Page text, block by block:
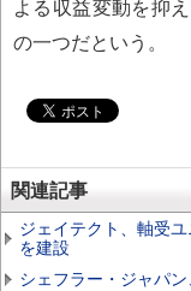
よる収益変動を抑
の一つだという。
関連記事
ジェイテクト、軸受
を建設
シェフラー・ジャパ